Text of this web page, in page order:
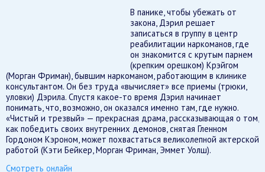
В панике, чтобы убежать от
закона, Дэрил решает
записаться в группу в центр
реабилитации наркоманов, где
он знакомится с крутым парнем
(крепким орешком) Крэйгом
(Морган Фриман), бывшим наркоманом, работающим в клинике
консультантом. Он без труда «вычисляет» все приемы (трюки,
уловки) Дэрила. Спустя какое-то время Дэрил начинает
понимать, что, возможно, он оказался именно там, где нужно.
«Чистый и трезвый» — прекрасная драма, рассказывающая о том,
как победить своих внутренних демонов, снятая Гленном
Гордоном Кэроном, может похвастаться великолепной актерской
работой (Кэти Бейкер, Морган Фриман, Эммет Уолш).
Смотреть онлайн